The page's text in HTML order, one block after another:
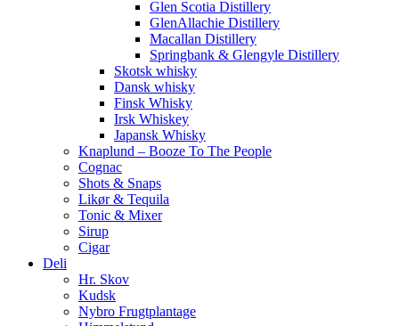
Glen Scotia Distillery
GlenAllachie Distillery
Macallan Distillery
Springbank & Glengyle Distillery
Skotsk whisky
Dansk whisky
Finsk Whisky
Irsk Whiskey
Japansk Whisky
Knaplund – Booze To The People
Cognac
Shots & Snaps
Likør & Tequila
Tonic & Mixer
Sirup
Cigar
Deli
Hr. Skov
Kudsk
Nybro Frugtplantage